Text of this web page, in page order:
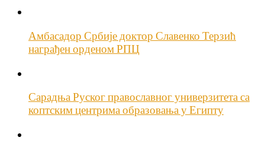
Амбасадор Србије доктор Славенко Терзић
награђен орденом РПЦ
Сарадња Руског православног универзитета са
коптским центрима образовања у Египту